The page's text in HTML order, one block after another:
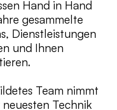
Hand in Hand
gesammelte
Dienstleistungen
und Ihnen
Team nimmt
Technik